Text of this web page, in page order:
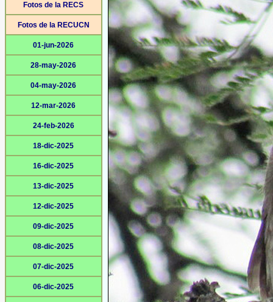
Fotos de la RECS
Fotos de la RECUCN
01-jun-2026
28-may-2026
04-may-2026
12-mar-2026
24-feb-2026
18-dic-2025
16-dic-2025
13-dic-2025
12-dic-2025
09-dic-2025
08-dic-2025
07-dic-2025
06-dic-2025